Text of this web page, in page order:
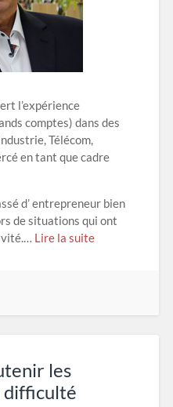
l’expérience
comptes) dans des
Télécom,
en tant que cadre
d’ entrepreneur bien
de situations qui ont
Lire la suite
les
difficulté